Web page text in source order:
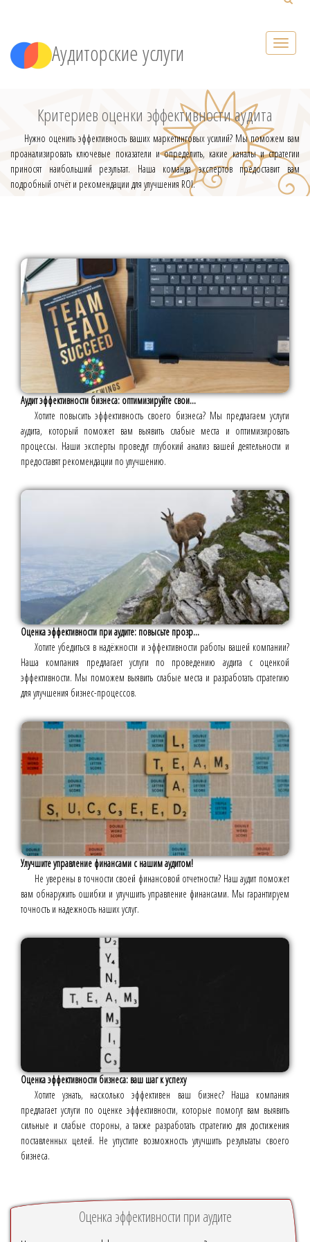
Аудиторские услуги
Критериев оценки эффективности аудита
Нужно оценить эффективность ваших маркетинговых усилий? Мы поможем вам
проанализировать ключевые показатели и определить, какие каналы и стратегии
приносят наибольший результат. Наша команда экспертов предоставит вам
подробный отчёт и рекомендации для улучшения ROI.
Аудит эффективности бизнеса: оптимизируйте свои...
Хотите повысить эффективность своего бизнеса? Мы предлагаем услуги
аудита, который поможет вам выявить слабые места и оптимизировать
процессы. Наши эксперты проведут глубокий анализ вашей деятельности и
предоставят рекомендации по улучшению.
Оценка эффективности при аудите: повысьте прозр...
Хотите убедиться в надёжности и эффективности работы вашей компании?
Наша компания предлагает услуги по проведению аудита с оценкой
эффективности. Мы поможем выявить слабые места и разработать стратегию
для улучшения бизнес-процессов.
Улучшите управление финансами с нашим аудитом!
Не уверены в точности своей финансовой отчетности? Наш аудит поможет
вам обнаружить ошибки и улучшить управление финансами. Мы гарантируем
точность и надежность наших услуг.
Оценка эффективности бизнеса: ваш шаг к успеху
Хотите узнать, насколько эффективен ваш бизнес? Наша компания
предлагает услуги по оценке эффективности, которые помогут вам выявить
сильные и слабые стороны, а также разработать стратегию для достижения
поставленных целей. Не упустите возможность улучшить результаты своего
бизнеса.
Оценка эффективности при аудите